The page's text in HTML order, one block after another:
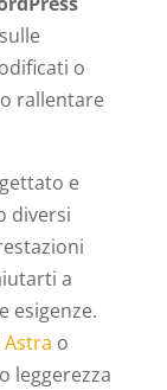
o
rallentare
e
diversi
a
esigenze.
Astra o
leggerezza